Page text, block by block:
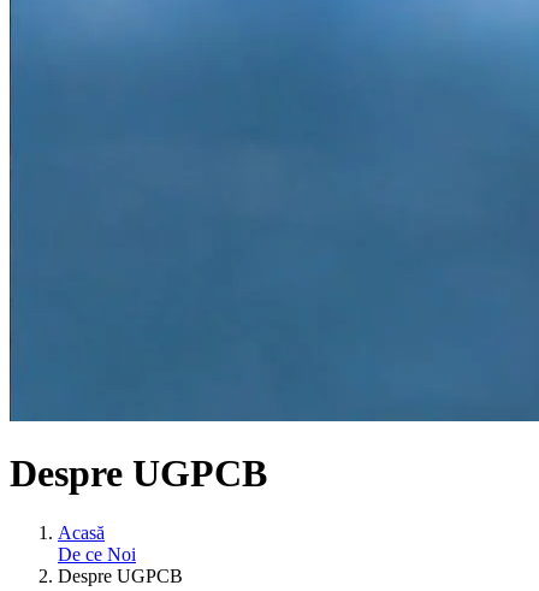
Despre UGPCB
Acasă
De ce Noi
Despre UGPCB